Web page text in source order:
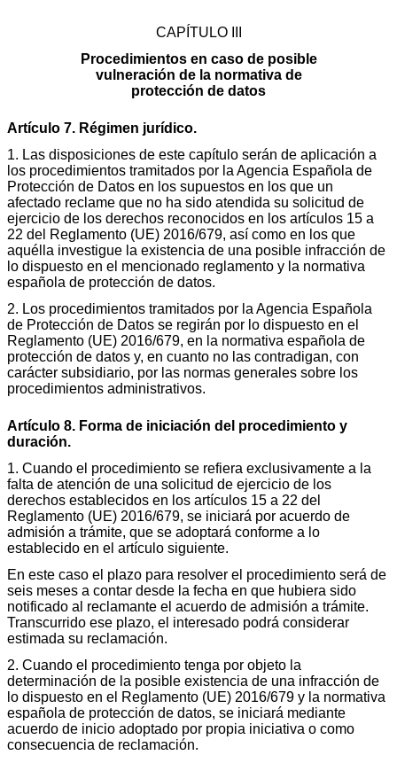
CAPÍTULO III
Procedimientos en caso de posible
vulneración de la normativa de
protección de datos
Artículo 7. Régimen jurídico.
1. Las disposiciones de este capítulo serán de aplicación a
los procedimientos tramitados por la Agencia Española de
Protección de Datos en los supuestos en los que un
afectado reclame que no ha sido atendida su solicitud de
ejercicio de los derechos reconocidos en los artículos 15 a
22 del Reglamento (UE) 2016/679, así como en los que
aquélla investigue la existencia de una posible infracción de
lo dispuesto en el mencionado reglamento y la normativa
española de protección de datos.
2. Los procedimientos tramitados por la Agencia Española
de Protección de Datos se regirán por lo dispuesto en el
Reglamento (UE) 2016/679, en la normativa española de
protección de datos y, en cuanto no las contradigan, con
carácter subsidiario, por las normas generales sobre los
procedimientos administrativos.
Artículo 8. Forma de iniciación del procedimiento y
duración.
1. Cuando el procedimiento se refiera exclusivamente a la
falta de atención de una solicitud de ejercicio de los
derechos establecidos en los artículos 15 a 22 del
Reglamento (UE) 2016/679, se iniciará por acuerdo de
admisión a trámite, que se adoptará conforme a lo
establecido en el artículo siguiente.
En este caso el plazo para resolver el procedimiento será de
seis meses a contar desde la fecha en que hubiera sido
notificado al reclamante el acuerdo de admisión a trámite.
Transcurrido ese plazo, el interesado podrá considerar
estimada su reclamación.
2. Cuando el procedimiento tenga por objeto la
determinación de la posible existencia de una infracción de
lo dispuesto en el Reglamento (UE) 2016/679 y la normativa
española de protección de datos, se iniciará mediante
acuerdo de inicio adoptado por propia iniciativa o como
consecuencia de reclamación.